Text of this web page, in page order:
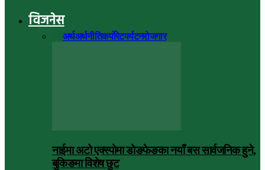
विजनेस
अर्थअर्थनीतिकर्पोरेटपर्यटनरोजगार
नाईमा अटो एक्स्पोमा डोङफेङका नयाँ बस सार्वजनिक हुने,
बुकिङमा विशेष छुट